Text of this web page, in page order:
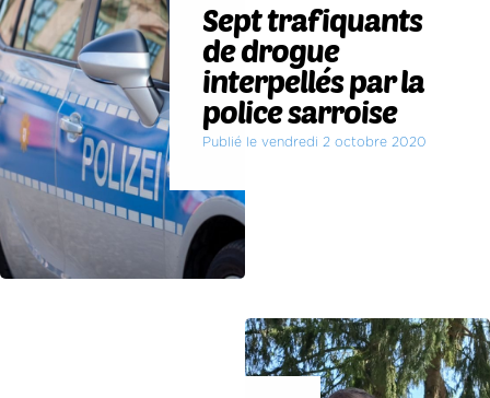
Sept trafiquants
de drogue
interpellés par la
police sarroise
Publié le vendredi 2 octobre 2020